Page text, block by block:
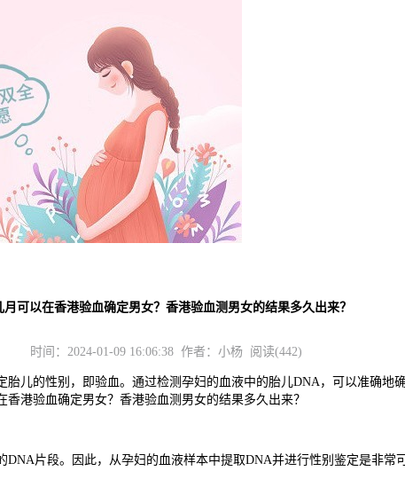
月可以在香港验血确定男女？香港验血测男女的结果多久出来？
时间：2024-01-09 16:06:38 作者：小杨 阅读(442)
的性别，即验血。通过检测孕妇的血液中的胎儿DNA，可以准确地
港验血确定男女？香港验血测男女的结果多久出来？
片段。因此，从孕妇的血液样本中提取DNA并进行性别鉴定是非常